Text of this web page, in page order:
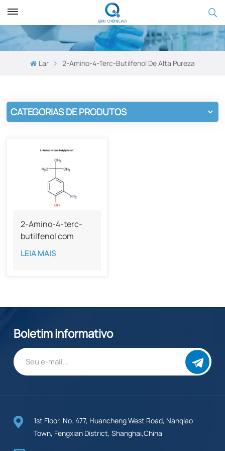
Lar 2-Amino-4-Terc-Butilfenol De Alta Pureza
CATEGORIAS DE PRODUTOS
2-Amino-4-terc-
butilfenol com
pureza de 99% CAS
1199-46-8
LEIA MAIS
Boletim informativo
1st Floor, No. 477, Huancheng West Road, Nanqiao
Town, Fengxian District, Shanghai,China